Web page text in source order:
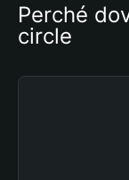
Perché
circle